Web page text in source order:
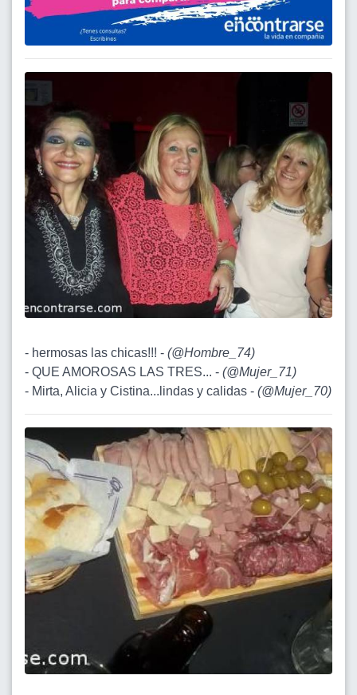
- hermosas las chicas!!! - (@Hombre_74)
- QUE AMOROSAS LAS TRES... - (@Mujer_71)
- Mirta, Alicia y Cistina...lindas y calidas - (@Mujer_70)